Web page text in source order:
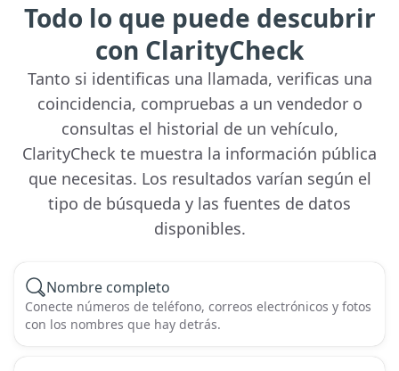
Todo lo que puede descubrir
con ClarityCheck
Tanto si identificas una llamada, verificas una
coincidencia, compruebas a un vendedor o
consultas el historial de un vehículo,
ClarityCheck te muestra la información pública
que necesitas. Los resultados varían según el
tipo de búsqueda y las fuentes de datos
disponibles.
Nombre completo
Conecte números de teléfono, correos electrónicos y fotos
con los nombres que hay detrás.